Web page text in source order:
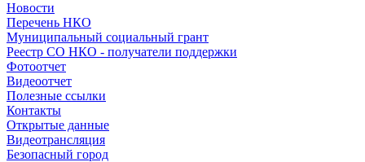
Новости
Перечень НКО
Муниципальный социальный грант
Реестр СО НКО - получатели поддержки
Фотоотчет
Видеоотчет
Полезные ссылки
Контакты
Открытые данные
Видеотрансляция
Безопасный город